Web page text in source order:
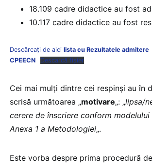
18.109 cadre didactice au fost
10.117 cadre didactice au fost
Descărcați de aici lista cu Rezultatele admitere
CPEECN
Descarcă fișier
Cei mai mulți dintre cei respinși au în
scrisă următoarea „motivare„: „lipsa/
cerere de înscriere conform
Anexa 1 a Metodologiei„.
Este vorba despre prima procedură